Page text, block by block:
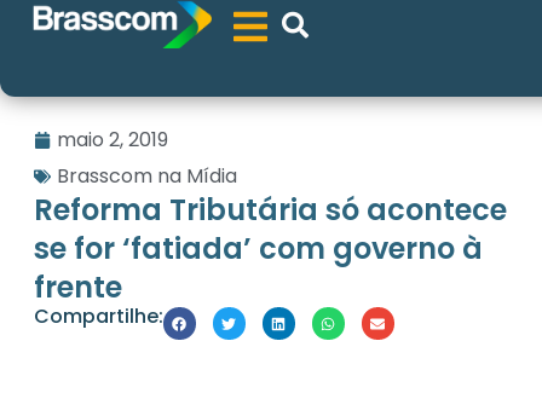
maio 2, 2019
Brasscom na Mídia
Reforma Tributária só acontece
se for ‘fatiada’ com governo à
frente
Compartilhe: